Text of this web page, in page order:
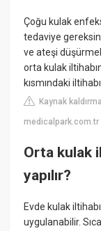
Çoğu kulak
tedaviye
ve ateşi
orta kulak
kısmındaki
Kaynak
medicalpark.com.tr
Orta kulak
yapılır?
Evde kulak
uygulanabilir.